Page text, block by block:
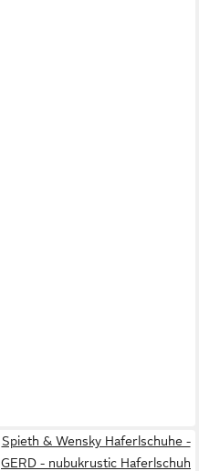
Spieth & Wensky Haferlschuhe -
GERD - nubukrustic Haferlschuh